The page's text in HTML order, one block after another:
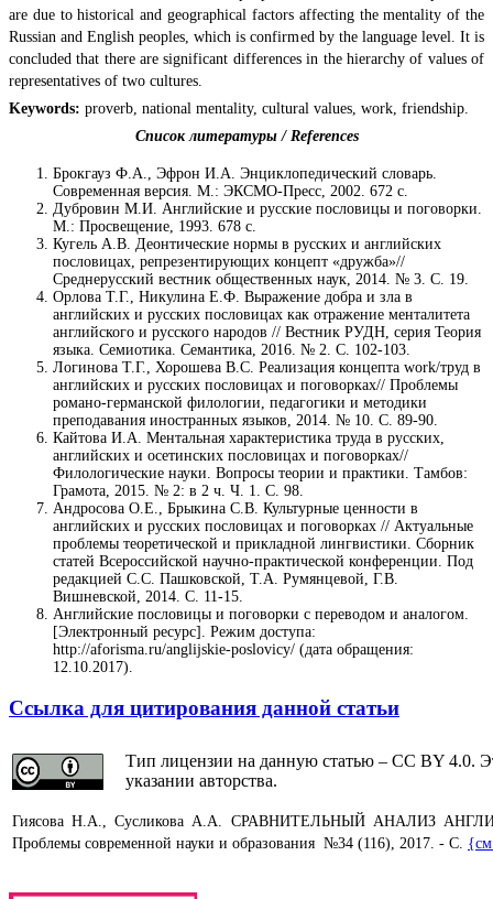
are due to historical and geographical factors affecting the mentality of the
Russian and English peoples, which is confirmed by the language level. It is
concluded that there are significant differences in the hierarchy of values of
representatives of two cultures.
Keywords: proverb, national mentality, cultural values, work, friendship.
Список литературы / References
Брокгауз Ф.А., Эфрон И.А. Энциклопедический словарь.
Современная версия. М.: ЭКСМО-Пресс, 2002. 672 с.
Дубровин М.И. Английские и русские пословицы и поговорки.
М.: Просвещение, 1993. 678 с.
Кугель А.В. Деонтические нормы в русских и английских
пословицах, репрезентирующих концепт «дружба»//
Среднерусский вестник общественных наук, 2014. № 3. С. 19.
Орлова Т.Г., Никулина Е.Ф. Выражение добра и зла в
английских и русских пословицах как отражение менталитета
английского и русского народов // Вестник РУДН, серия Теория
языка. Семиотика. Семантика, 2016. № 2. С. 102-103.
Логинова Т.Г., Хорошева В.С. Реализация концепта work/труд в
английских и русских пословицах и поговорках// Проблемы
романо-германской филологии, педагогики и методики
преподавания иностранных языков, 2014. № 10. С. 89-90.
Кайтова И.А. Ментальная характеристика труда в русских,
английских и осетинских пословицах и поговорках//
Филологические науки. Вопросы теории и практики. Тамбов:
Грамота, 2015. № 2: в 2 ч. Ч. 1. С. 98.
Андросова О.Е., Брыкина С.В. Культурные ценности в
английских и русских пословицах и поговорках // Актуальные
проблемы теоретической и прикладной лингвистики. Сборник
статей Всероссийской научно-практической конференции. Под
редакцией С.С. Пашковской, Т.А. Румянцевой, Г.В.
Вишневской, 2014. С. 11-15.
Английские пословицы и поговорки с переводом и аналогом.
[Электронный ресурс]. Режим доступа:
http://aforisma.ru/anglijskie-poslovicy/ (дата обращения:
12.10.2017).
Ссылка для цитирования данной статьи
Тип лицензии на данную статью – CC BY 4.0.
указании авторства.
Гиясова Н.А., Сусликова А.А. СРАВНИТЕЛЬНЫЙ АНАЛИЗ
Проблемы современной науки и образования №34 (116), 2017. - С.